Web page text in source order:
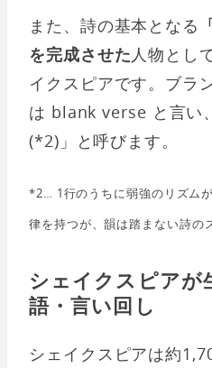
また、詩の基本となる
を完成させた人物とし
イクスピアです。ブラ
は blank verse と言い
(*2)」と呼びます。
*2… 1行のうちに弱強のリズム
律を持つが、韻は踏まない詩の
シェイクスピアが
語・言い回し
シェイクスピアは約